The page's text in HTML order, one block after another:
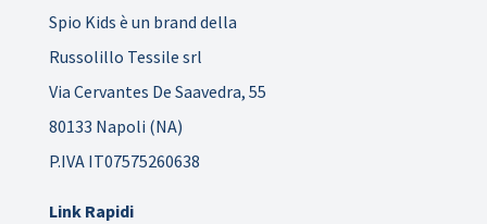
Spio Kids è un brand della
Russolillo Tessile srl
Via Cervantes De Saavedra, 55
80133 Napoli (NA)
P.IVA IT07575260638
Link Rapidi